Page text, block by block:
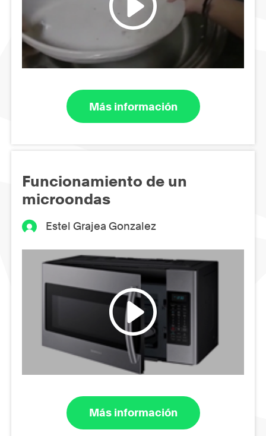
Más información
Funcionamiento de un
microondas
Estel Grajea Gonzalez
Más información